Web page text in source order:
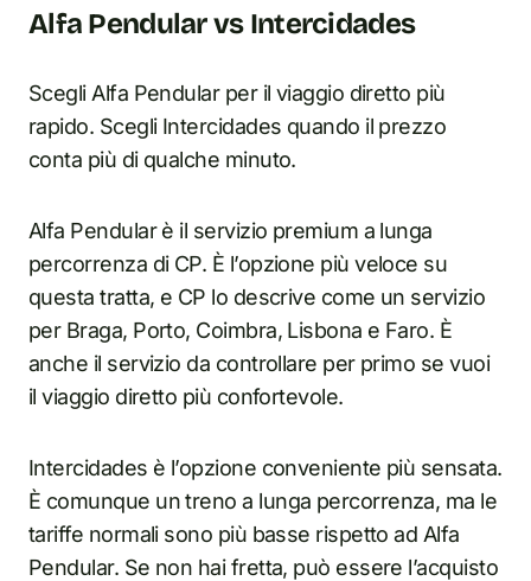
Alfa Pendular vs Intercidades
Scegli Alfa Pendular per il viaggio diretto più
rapido. Scegli Intercidades quando il prezzo
conta più di qualche minuto.
Alfa Pendular è il servizio premium a lunga
percorrenza di CP. È l’opzione più veloce su
questa tratta, e CP lo descrive come un servizio
per Braga, Porto, Coimbra, Lisbona e Faro. È
anche il servizio da controllare per primo se vuoi
il viaggio diretto più confortevole.
Intercidades è l’opzione conveniente più sensata.
È comunque un treno a lunga percorrenza, ma le
tariffe normali sono più basse rispetto ad Alfa
Pendular. Se non hai fretta, può essere l’acquisto